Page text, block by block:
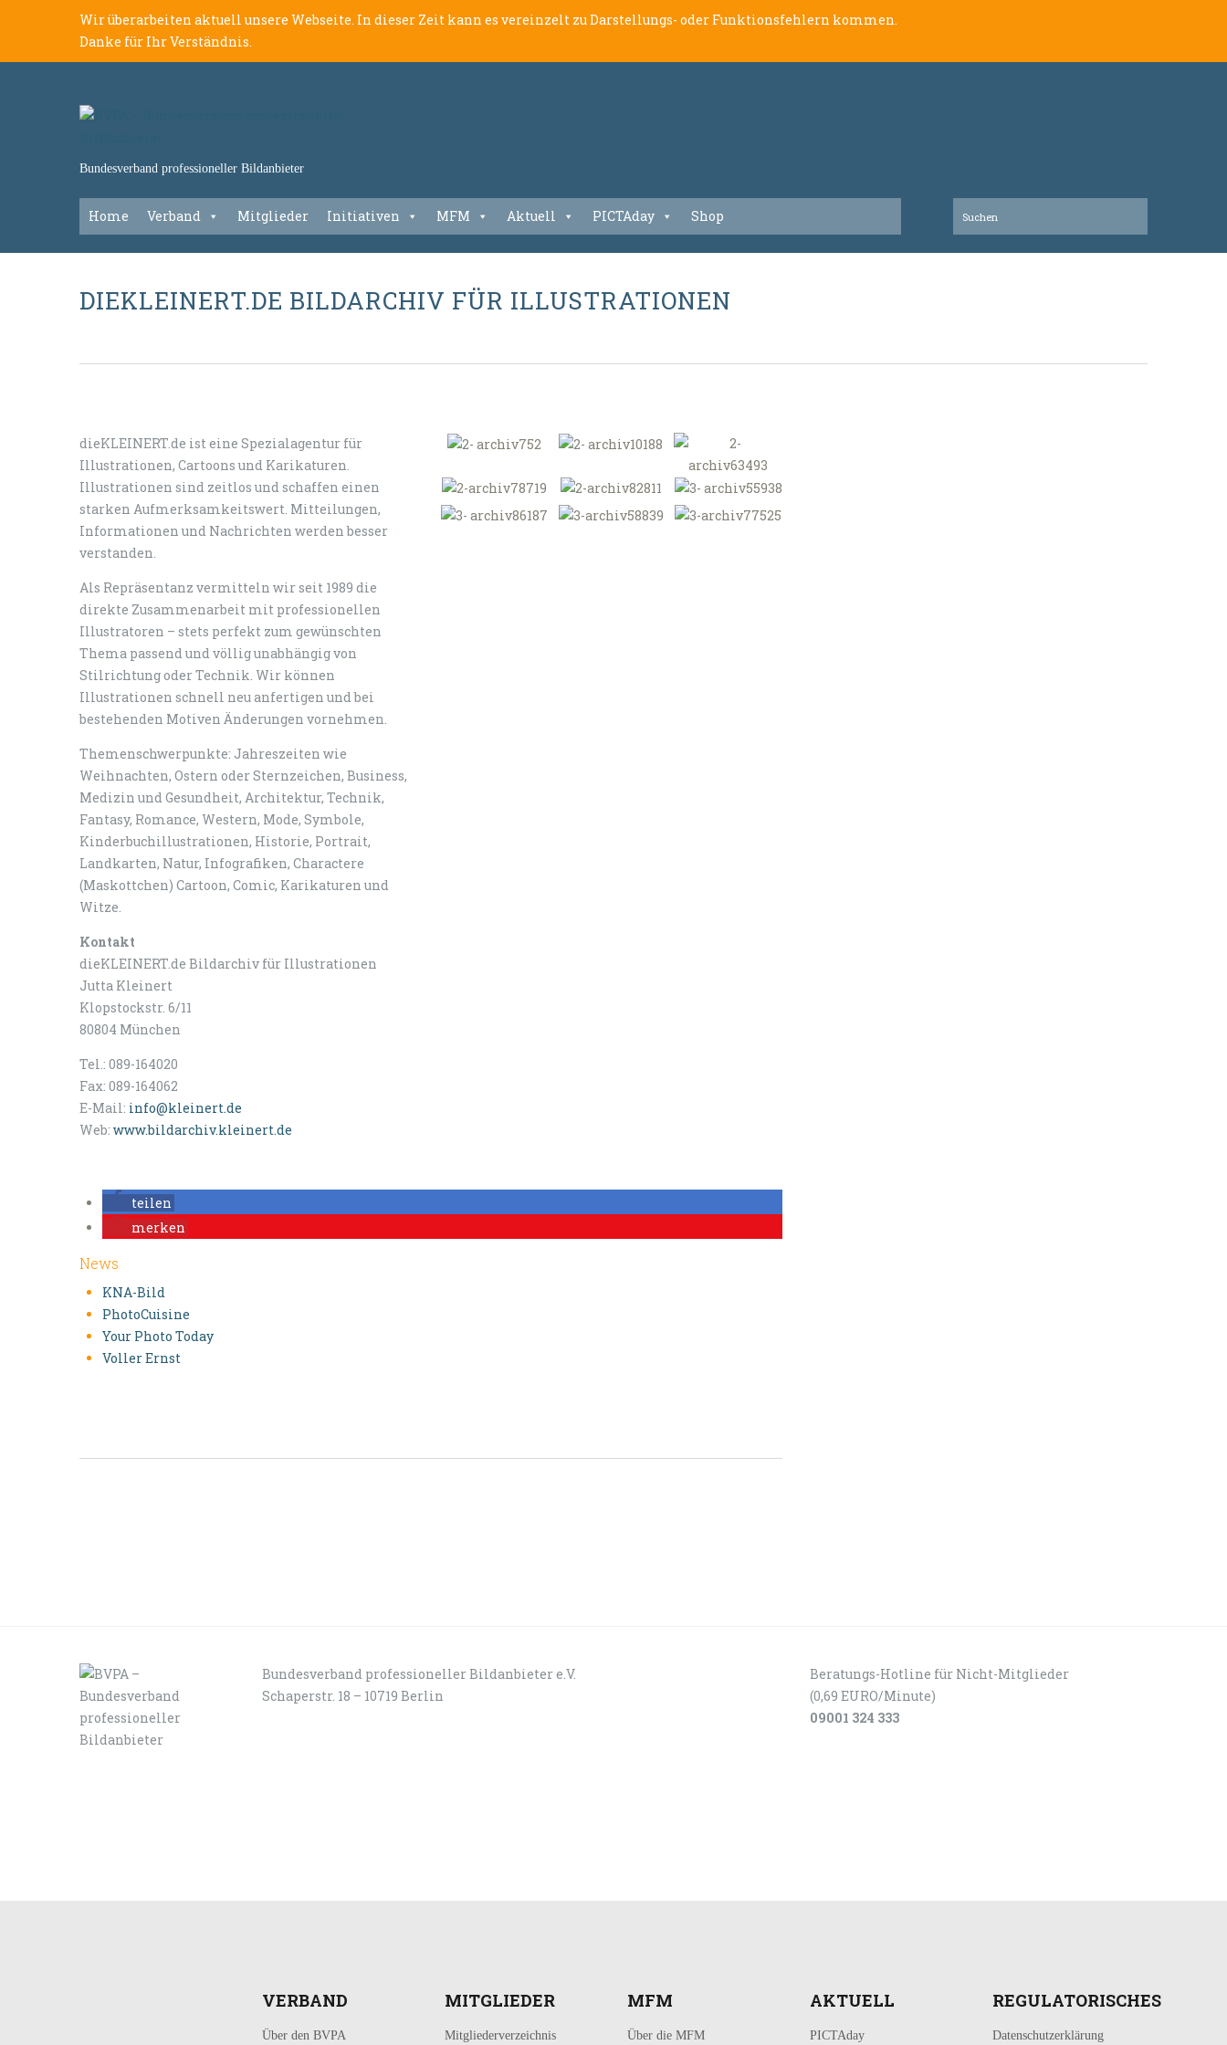
Wir überarbeiten aktuell unsere Webseite. In dieser Zeit kann es vereinzelt zu Darstellungs- oder Funktionsfehlern kommen.
Danke für Ihr Verständnis.
Bundesverband professioneller Bildanbieter
Home Verband Mitglieder Initiativen MFM Aktuell PICTAday Shop
DIEKLEINERT.DE BILDARCHIV FÜR ILLUSTRATIONEN
dieKLEINERT.de ist eine Spezialagentur für
Illustrationen, Cartoons und Karikaturen.
Illustrationen sind zeitlos und schaffen einen
starken Aufmerksamkeitswert. Mitteilungen,
Informationen und Nachrichten werden besser
verstanden.
Als Repräsentanz vermitteln wir seit 1989 die
direkte Zusammenarbeit mit professionellen
Illustratoren – stets perfekt zum gewünschten
Thema passend und völlig unabhängig von
Stilrichtung oder Technik. Wir können
Illustrationen schnell neu anfertigen und bei
bestehenden Motiven Änderungen vornehmen.
Themenschwerpunkte: Jahreszeiten wie
Weihnachten, Ostern oder Sternzeichen, Business,
Medizin und Gesundheit, Architektur, Technik,
Fantasy, Romance, Western, Mode, Symbole,
Kinderbuchillustrationen, Historie, Portrait,
Landkarten, Natur, Infografiken, Charactere
(Maskottchen) Cartoon, Comic, Karikaturen und
Witze.
Kontakt
dieKLEINERT.de Bildarchiv für Illustrationen
Jutta Kleinert
Klopstockstr. 6/11
80804 München
Tel.: 089-164020
Fax: 089-164062
E-Mail: info@kleinert.de
Web: www.bildarchiv.kleinert.de
teilen
merken
News
KNA-Bild
PhotoCuisine
Your Photo Today
Voller Ernst
Bundesverband professioneller Bildanbieter e.V.
Schaperstr. 18 – 10719 Berlin
Beratungs-Hotline für Nicht-Mitglieder
(0,69 EURO/Minute)
09001 324 333
VERBAND
Über den BVPA
MITGLIEDER
Mitgliederverzeichnis
MFM
Über die MFM
AKTUELL
PICTAday
REGULATORISCHES
Datenschutzerklärung